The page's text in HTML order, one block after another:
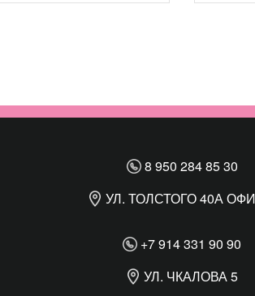
8 950 284 85 30
УЛ. ТОЛСТОГО 40А
+7 914 331 90 90
УЛ. ЧКАЛОВА 5